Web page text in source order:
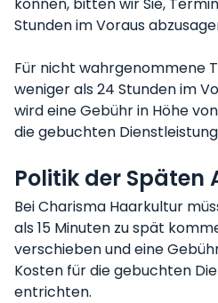
Stunden im Voraus
Für nicht wahrgenommene
weniger als 24 Stunden im
wird eine Gebühr in Höhe
die gebuchten
Politik der Späten
Bei Charisma Haarkultur
als 15 Minuten zu spät
verschieben und eine
Kosten für die gebuchten
entrichten.